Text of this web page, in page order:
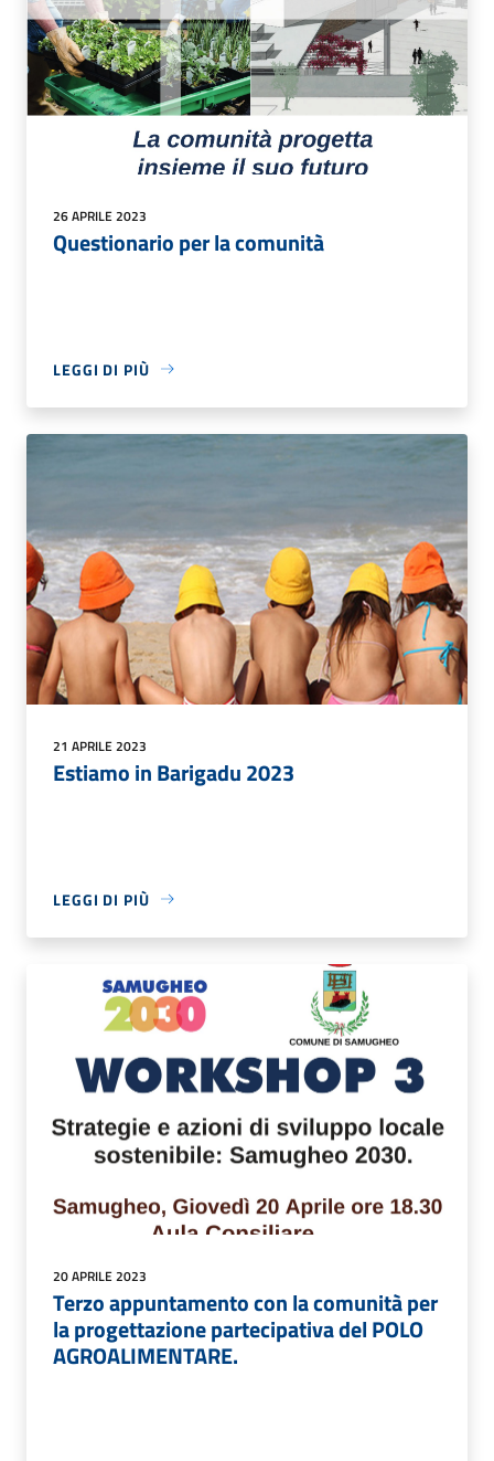
26 APRILE 2023
Questionario per la comunità
LEGGI DI PIÙ
21 APRILE 2023
Estiamo in Barigadu 2023
LEGGI DI PIÙ
20 APRILE 2023
Terzo appuntamento con la comunità per
la progettazione partecipativa del POLO
AGROALIMENTARE.